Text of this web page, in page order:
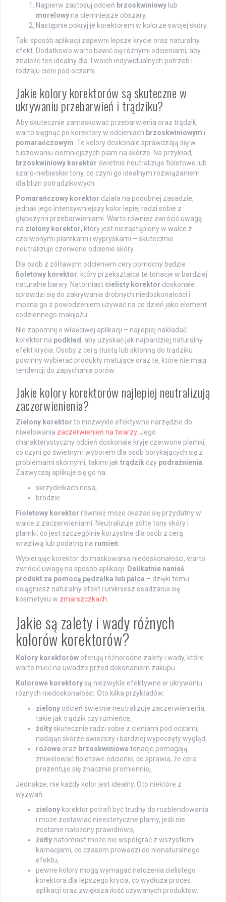
Najpierw zastosuj odcień brzoskwiniowy lub
morelowy na ciemniejsze obszary,
Następnie pokryj je korektorem w kolorze swojej skóry.
Taki sposób aplikacji zapewni lepsze krycie oraz naturalny
efekt. Dodatkowo warto bawić się różnymi odcieniami, aby
znaleźć ten idealny dla Twoich indywidualnych potrzeb i
rodzaju cieni pod oczami.
Jakie kolory korektorów są skuteczne w
ukrywaniu przebarwień i trądziku?
Aby skutecznie zamaskować przebarwienia oraz trądzik,
warto sięgnąć po korektory w odcieniach brzoskwiniowym i
pomarańczowym . Te kolory doskonale sprawdzają się w
tuszowaniu ciemniejszych plam na skórze. Na przykład,
brzoskwiniowy korektor świetnie neutralizuje fioletowe lub
szaro-niebieskie tony, co czyni go idealnym rozwiązaniem
dla blizn potrądzikowych.
Pomarańczowy korektor działa na podobnej zasadzie,
jednak jego intensywniejszy kolor lepiej radzi sobie z
głębszymi przebarwieniami. Warto również zwrócić uwagę
na zielony korektor, który jest niezastąpiony w walce z
czerwonymi plamkami i wypryskami – skutecznie
neutralizuje czerwone odcienie skóry.
Dla osób z żółtawym odcieniem cery pomocny będzie
fioletowy korektor, który przekształca te tonacje w bardziej
naturalne barwy. Natomiast cielisty korektor doskonale
sprawdzi się do zakrywania drobnych niedoskonałości i
można go z powodzeniem używać na co dzień jako element
codziennego makijażu.
Nie zapomnij o właściwej aplikacji – najlepiej nakładać
korektor na podkład, aby uzyskać jak najbardziej naturalny
efekt krycia. Osoby z cerą tłustą lub skłonną do trądziku
powinny wybierać produkty matujące oraz te, które nie mają
tendencji do zapychania porów.
Jakie kolory korektorów najlepiej neutralizują
zaczerwienienia?
Zielony korektor to niezwykle efektywne narzędzie do
niwelowania zaczerwienień na twarzy. Jego
charakterystyczny odcień doskonale kryje czerwone plamki,
co czyni go świetnym wyborem dla osób borykających się z
problemami skórnymi, takimi jak trądzik czy podrażnienia
Zazwyczaj aplikuje się go na:
skrzydełkach nosa,
brodzie.
Fioletowy korektor również może okazać się przydatny w
walce z zaczerwieniami. Neutralizuje żółte tony skóry i
plamki, co jest szczególnie korzystne dla osób z cerą
wrażliwą lub podatną na rumień
Wybierając korektor do maskowania niedoskonałości, warto
zwrócić uwagę na sposób aplikacji. Delikatnie nanieś
produkt za pomocą pędzelka lub palca – dzięki temu
osiągniesz naturalny efekt i unikniesz osadzania się
kosmetyku w zmarszczkach
Jakie są zalety i wady różnych
kolorów korektorów?
Kolory korektorów oferują różnorodne zalety i wady, które
warto mieć na uwadze przed dokonaniem zakupu.
Kolorowe korektorysą niezwykle efektywne w ukrywaniu
różnych niedoskonałości. Oto kilka przykładów:
zielony odcień świetnie neutralizuje zaczerwienienia,
takie jak trądzik czy rumieńce,
żółtyskutecznie radzi sobie z cieniami pod oczami,
nadając skórze świeższy i bardziej wypoczęty wygląd,
różowe oraz brzoskwiniowetonacje pomagają
zniwelować fioletowe odcienie, co sprawia, że cera
prezentuje się znacznie promienniej.
Jednakże, nie każdy kolor jest idealny. Oto niektóre z
wyzwań:
zielony korektor potrafi być trudny do rozblendowania
i może zostawiać nieestetyczne plamy, jeśli nie
zostanie nałożony prawidłowo,
żółty natomiast może nie współgrać z wszystkimi
karnacjami, co czasem prowadzi do nienaturalnego
efektu,
pewne kolory mogą wymagać nałożenia cielistego
korektora dla lepszego krycia, co wydłuża proces
aplikacji oraz zwiększa ilość używanych produktów.